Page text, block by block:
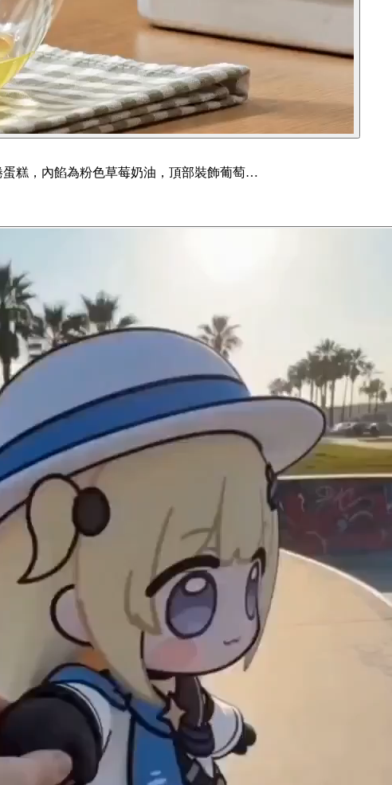
糕，內餡為粉色草莓奶油，頂部裝飾葡萄…